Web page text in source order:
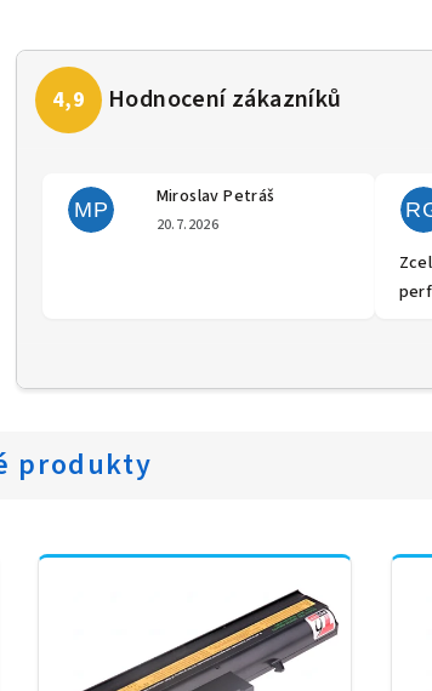
MP
Miroslav Petráš
Hodnocení obchodu
20.7.2026
produkty